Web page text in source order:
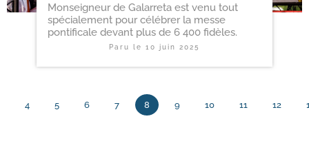
Monseigneur de Galarreta est venu tout
spécialement pour célébrer la messe
pontificale devant plus de 6 400 fidèles.
Paru le10 juin 2025
4 5 6 7 8 9 10 11 12